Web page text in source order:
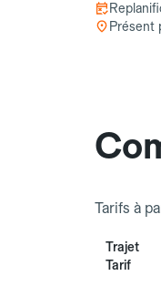
Présent
Tarifs à
Trajet
Tarif